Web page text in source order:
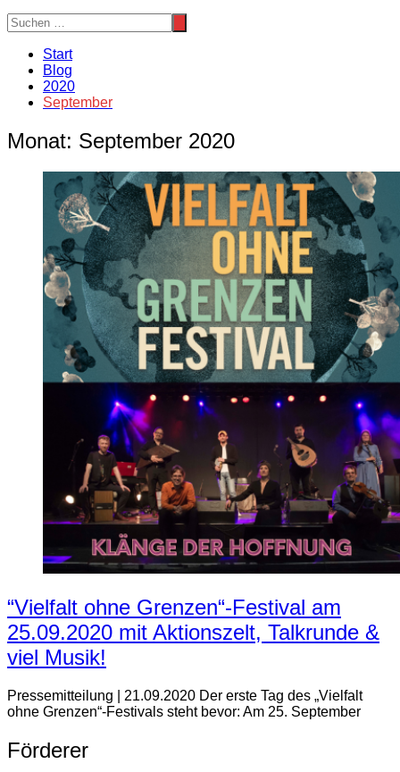
Start
Blog
2020
September
Monat: September 2020
“Vielfalt ohne Grenzen“-Festival am
25.09.2020 mit Aktionszelt, Talkrunde &
viel Musik!
Pressemitteilung | 21.09.2020 Der erste Tag des „Vielfalt
ohne Grenzen“-Festivals steht bevor: Am 25. September
Förderer